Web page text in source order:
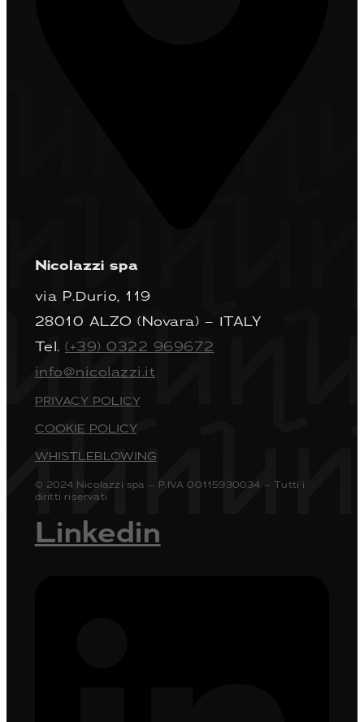
Nicolazzi spa
via P.Durio, 119
28010 ALZO (Novara) – ITALY
Tel.(+39) 0322 969672
info@nicolazzi.it
PRIVACY POLICY
COOKIE POLICY
WHISTLEBLOWING
© 2024 Nicolazzi spa – P.IVA 00115930034 – Tutti i
diritti riservati
Linkedin